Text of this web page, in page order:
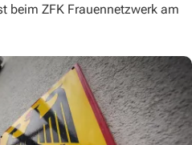
beim ZFK Frauennetzwerk am